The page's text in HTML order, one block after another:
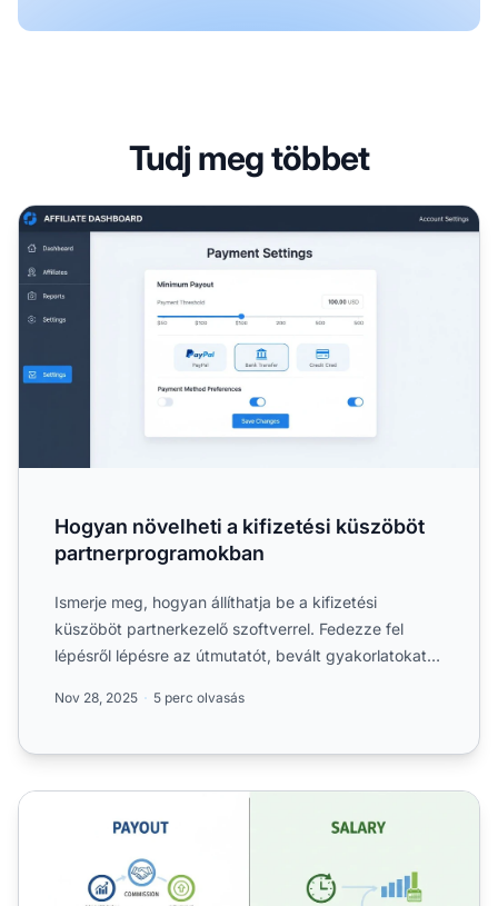
Tudj meg többet
Hogyan növelheti a kifizetési küszöböt
Hogyan növelheti a kifizetési küszöböt
partnerprogramokban
Ismerje meg, hogyan állíthatja be a kifizetési
küszöböt partnerkezelő szoftverrel. Fedezze fel
lépésről lépésre az útmutatót, bevált gyakorlatokat
Nov 28, 2025 5 perc olvasás
Jelent-e a kifizetés fizetést? A legfontosabb különbségek